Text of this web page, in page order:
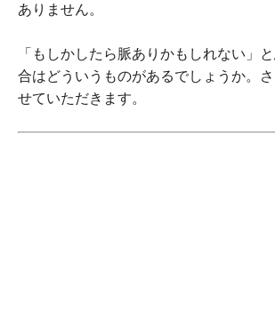
ありません。
「もしかしたら脈ありかもしれない」
合はどういうものがあるでしょうか。
せていただきます。